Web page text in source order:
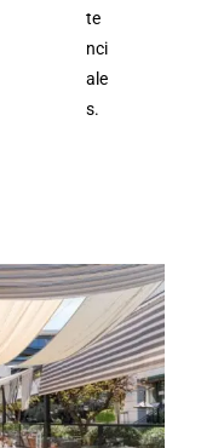
te
nci
ale
s.